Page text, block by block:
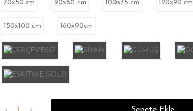
70x50 cm 90x60 cm 100x75 cm 120x90 cm
150x100 cm 160x90cm